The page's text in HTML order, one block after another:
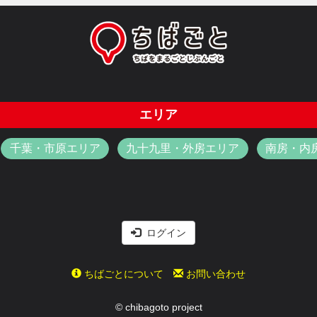
エリア
千葉・市原エリア 九十九里・外房エリア 南房・内
ログイン
ちばごとについて お問い合わせ
© chibagoto project